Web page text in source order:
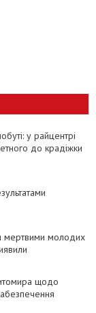
у райцентрі
до крадіжки
мертвими молодих
щодо